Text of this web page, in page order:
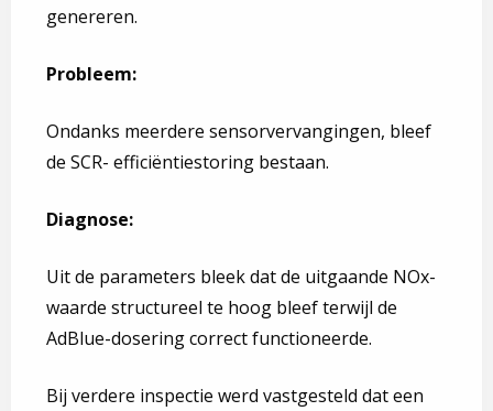
genereren.
Probleem:
Ondanks meerdere sensorvervangingen, bleef
de SCR- efficiëntiestoring bestaan.
Diagnose:
Uit de parameters bleek dat de uitgaande NOx-
waarde structureel te hoog bleef terwijl de
AdBlue-dosering correct functioneerde.
Bij verdere inspectie werd vastgesteld dat een